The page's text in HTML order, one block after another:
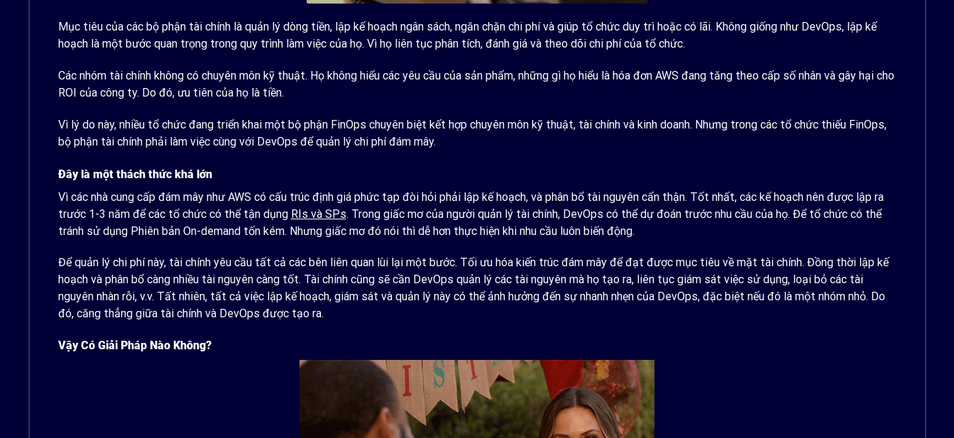
Mục tiêu của các bộ phận tài chính là quản lý dòng tiền, lập kế hoạch ngân sách, ngăn chặn chi phí và giúp tổ chức duy trì hoặc có lãi. Không giống như DevOps, lập kế
hoạch là một bước quan trọng trong quy trình làm việc của họ. Vì họ liên tục phân tích, đánh giá và theo dõi chi phí của tổ chức.
Các nhóm tài chính không có chuyên môn kỹ thuật. Họ không hiểu các yêu cầu của sản phẩm, những gì họ hiểu là hóa đơn AWS đang tăng theo cấp số nhân và gây hại cho
ROI của công ty. Do đó, ưu tiên của họ là tiền.
Vì lý do này, nhiều tổ chức đang triển khai một bộ phận FinOps chuyên biệt kết hợp chuyên môn kỹ thuật, tài chính và kinh doanh. Nhưng trong các tổ chức thiếu FinOps,
bộ phận tài chính phải làm việc cùng với DevOps để quản lý chi phí đám mây.
Đây là một thách thức khá lớn
Vì các nhà cung cấp đám mây như AWS có cấu trúc định giá phức tạp đòi hỏi phải lập kế hoạch, và phân bổ tài nguyên cẩn thận. Tốt nhất, các kế hoạch nên được lập ra
trước 1-3 năm để các tổ chức có thể tận dụng RIs và SPs. Trong giấc mơ của người quản lý tài chính, DevOps có thể dự đoán trước nhu cầu của họ. Để tổ chức có thể
tránh sử dụng Phiên bản On-demand tốn kém. Nhưng giấc mơ đó nói thì dễ hơn thực hiện khi nhu cầu luôn biến động.
Để quản lý chi phí này, tài chính yêu cầu tất cả các bên liên quan lùi lại một bước. Tối ưu hóa kiến ​​trúc đám mây để đạt được mục tiêu về mặt tài chính. Đồng thời lập kế
hoạch và phân bổ càng nhiều tài nguyên càng tốt. Tài chính cũng sẽ cần DevOps quản lý các tài nguyên mà họ tạo ra, liên tục giám sát việc sử dụng, loại bỏ các tài
nguyên nhàn rỗi, v.v. Tất nhiên, tất cả việc lập kế hoạch, giám sát và quản lý này có thể ảnh hưởng đến sự nhanh nhẹn của DevOps, đặc biệt nếu đó là một nhóm nhỏ. Do
đó, căng thẳng giữa tài chính và DevOps được tạo ra.
Vậy Có Giải Pháp Nào Không?